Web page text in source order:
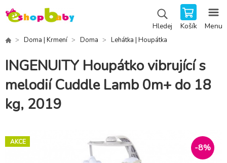
Hledej Košík Menu
Doma | Krmení Doma Lehátka | Houpátka
INGENUITY Houpátko vibrující s
melodií Cuddle Lamb 0m+ do 18
kg, 2019
AKCE
-8%